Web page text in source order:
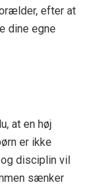
efter at
dine egne
at en høj
er ikke
disciplin vil
sænker